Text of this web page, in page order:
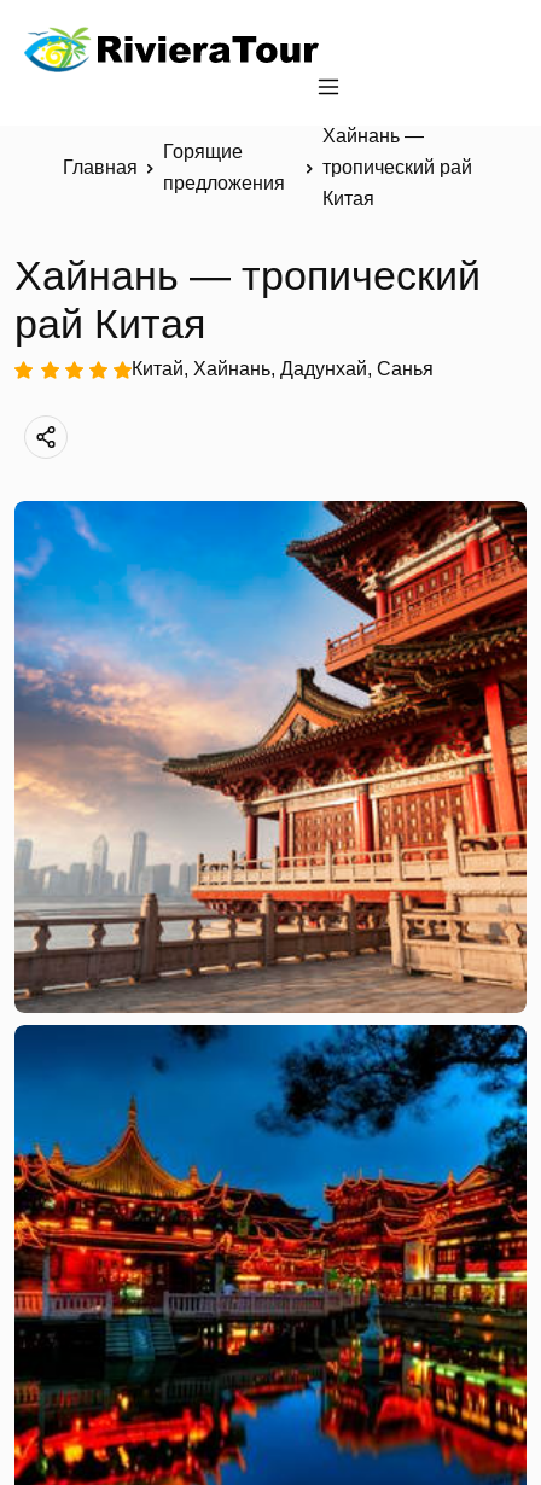
Главная
Горящие
предложения
Хайнань —
тропический рай
Китая
Хайнань — тропический
рай Китая
Китай, Хайнань, Дадунхай, Санья